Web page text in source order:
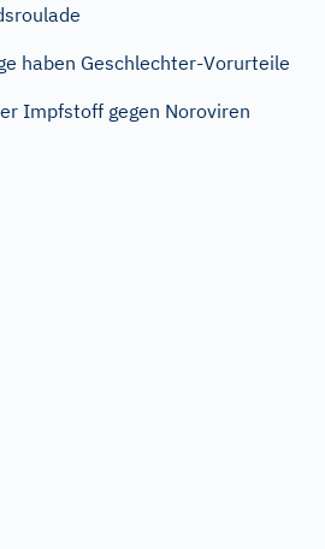
haben Geschlechter-Vorurteile
Impfstoff gegen Noroviren